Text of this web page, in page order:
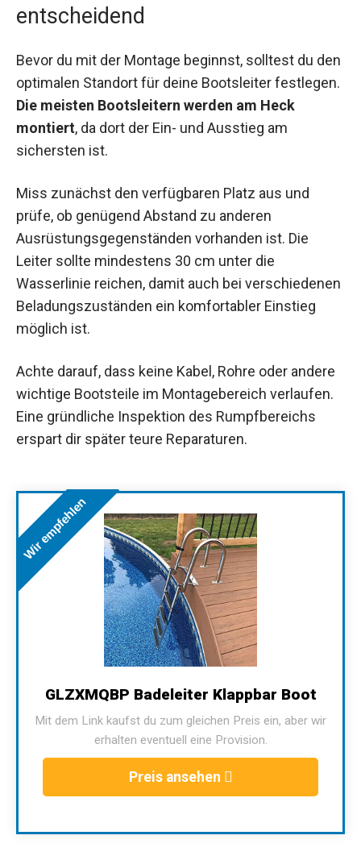
entscheidend
Bevor du mit der Montage beginnst, solltest du den
optimalen Standort für deine Bootsleiter festlegen.
Die meisten Bootsleitern werden am Heck
montiert, da dort der Ein- und Ausstieg am
sichersten ist.
Miss zunächst den verfügbaren Platz aus und
prüfe, ob genügend Abstand zu anderen
Ausrüstungsgegenständen vorhanden ist. Die
Leiter sollte mindestens 30 cm unter die
Wasserlinie reichen, damit auch bei verschiedenen
Beladungszuständen ein komfortabler Einstieg
möglich ist.
Achte darauf, dass keine Kabel, Rohre oder andere
wichtige Bootsteile im Montagebereich verlaufen.
Eine gründliche Inspektion des Rumpfbereichs
erspart dir später teure Reparaturen.
Wir empfehlen
GLZXMQBP Badeleiter Klappbar Boot
Mit dem Link kaufst du zum gleichen Preis ein, aber wir
erhalten eventuell eine Provision.
Preis ansehen